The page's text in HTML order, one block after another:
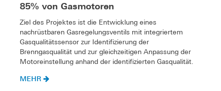
85% von Gasmotoren
Ziel des Projektes ist die Entwicklung eines
nachrüstbaren Gasregelungsventils mit integriertem
Gasqualitätssensor zur Identifizierung der
Brenngasqualität und zur gleichzeitigen Anpassung der
Motoreinstellung anhand der identifizierten Gasqualität.
MEHR